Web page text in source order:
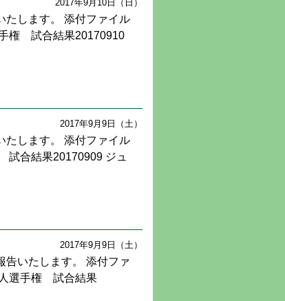
2017年9月10日（日）
たします。 添付ファイル
権 試合結果20170910
2017年9月9日（土）
たします。 添付ファイル
試合結果20170909 ジュ
2017年9月9日（土）
告いたします。 添付ファ
人選手権 試合結果